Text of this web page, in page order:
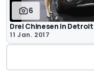
6
Drei Chinesen in Detroit
11 Jan. 2017